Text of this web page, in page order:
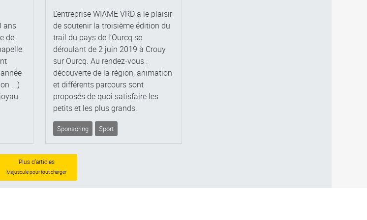
ans
de
...)
L’entreprise WIAME VRD a le plaisir
de soutenir la troisième édition du
trail du pays de l’Ourcq se
déroulant de 2 juin 2019 à Crouy
sur Ourcq. Au rendez-vous :
découverte de la région, animation
et différents parcours sont
proposés de quoi satisfaire les
petits et les plus grands.
Sponsoring Sport
Plus d'articles
Majusculepour tout charger